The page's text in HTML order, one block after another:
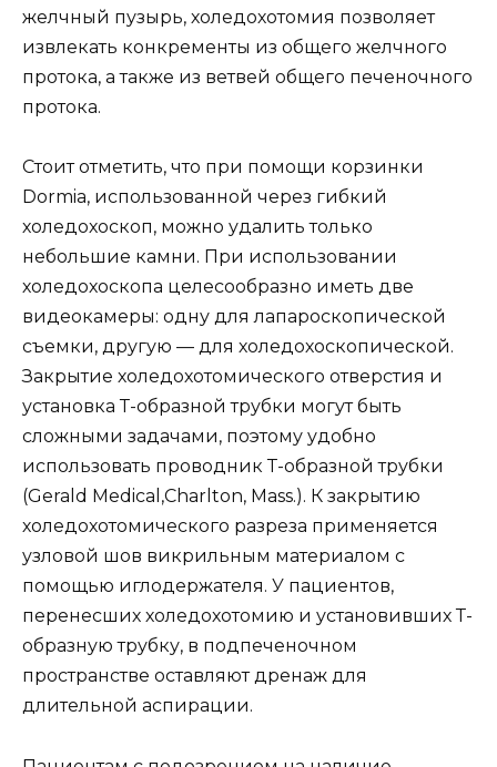
желчный пузырь, холедохотомия позволяет
извлекать конкременты из общего желчного
протока, а также из ветвей общего печеночного
протока.
Стоит отметить, что при помощи корзинки
Dormia, использованной через гибкий
холедохоскоп, можно удалить только
небольшие камни. При использовании
холедохоскопа целесообразно иметь две
видеокамеры: одну для лапароскопической
съемки, другую — для холедохоскопической.
Закрытие холедохотомического отверстия и
установка Т-образной трубки могут быть
сложными задачами, поэтому удобно
использовать проводник Т-образной трубки
(Gerald Medical,Charlton, Mass.). К закрытию
холедохотомического разреза применяется
узловой шов викрильным материалом с
помощью иглодержателя. У пациентов,
перенесших холедохотомию и установивших Т-
образную трубку, в подпеченочном
пространстве оставляют дренаж для
длительной аспирации.